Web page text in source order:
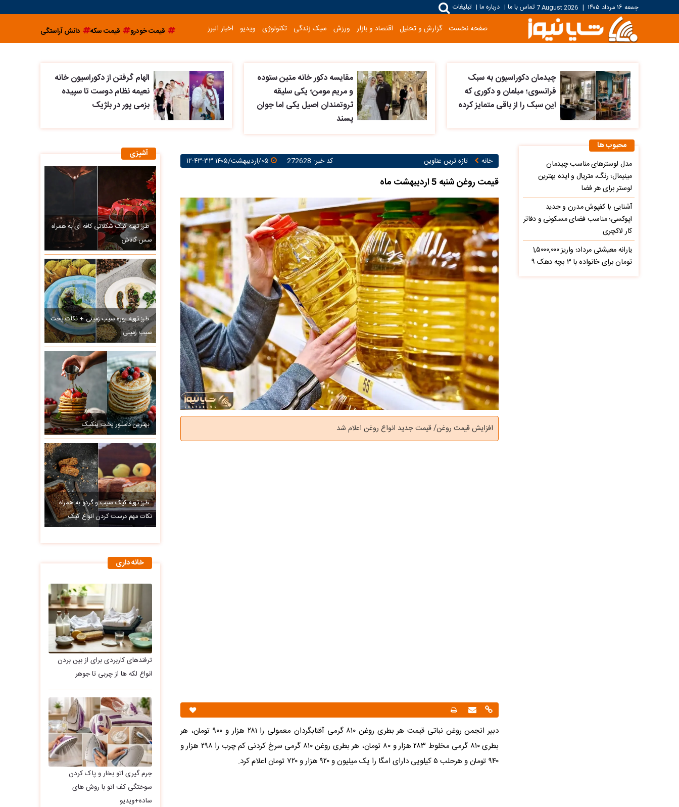
جمعه ۱۶ مرداد ۱۴۰۵ |
7 August 2026تماس با ما | درباره ما | تبلیغات
صفحه نخست گزارش و تحلیل اقتصاد و بازار ورزش سبک زندگی تکنولوژی ویدیو اخبار البرز قیمت خودرو قیمت سکه دانش آراستگی
چیدمان دکوراسیون به سبک
فرانسوی؛ مبلمان و دکوری که
این سبک را از باقی متمایز کرده
مقایسه دکور خانه متین ستوده
و مریم مومن؛ یکی سلیقه
ثروتمندان اصیل یکی اما جوان
پسند
الهام گرفتن از دکوراسیون خانه
نعیمه نظام دوست تا سپیده
بزمی پور در بلژیک
خانه تازه ترین عناوین کد خبر: 272628
قیمت روغن شنبه 5 اردیبهشت ماه
افزایش قیمت روغن/ قیمت‌ جدید انواع روغن اعلام شد
دبیر انجمن روغن نباتی قیمت هر بطری روغن ۸۱۰ گرمی آفتابگردان معمولی را ۲۸۱ هزار و ۹۰۰ تومان، هر
بطری ۸۱۰ گرمی مخلوط ۲۸۳ هزار و ۸۰ تومان، هر بطری روغن ۸۱۰ گرمی سرخ کردنی کم چرب را ۲۹۸ هزار و
۹۴۰ تومان و هرحلب ۵ کیلویی دارای امگا را یک میلیون و ۹۲۰ هزار و ۷۲۰ تومان اعلام کرد.
آشپزی
طرز تهیه کیک شکلاتی کافه ای به همراه
سس گاناش
طرز تهیه پوره سیب زمینی + نکات پخت
سیب زمینی
بهترین دستور پخت پنکیک
طرز تهیه کیک سیب و گردو به همراه
نکات مهم درست کردن انواع کیک
خانه داری
ترفندهای کاربردی برای از بین بردن
انواع لکه ها از چربی تا جوهر
جرم گیری اتو بخار و پاک کردن
سوختگی کف اتو با روش های
ساده+ویدیو
محبوب ها
مدل لوسترهای مناسب چیدمان
مینیمال؛ رنگ، متریال و ایده بهترین
لوستر برای هر فضا
آشنایی با کفپوش مدرن و جدید
اپوکسی؛ مناسب فضای مسکونی و دفاتر
کار لاکچری
یارانه معیشتی مرداد؛ واریز ۱,۵۰۰۰,۰۰۰
تومان برای خانواده با ۳ بچه دهک ۹